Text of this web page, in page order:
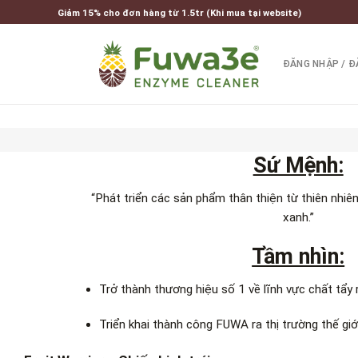
Giảm 15% cho đơn hàng từ 1.5tr (Khi mua tại website)
ĐĂNG NHẬP /
Sứ Mệnh:
“Phát triển các sản phẩm thân thiện từ thiên
xanh.”
Tầm nhìn:
Trở thành thương hiệu số 1 về lĩnh vực chất
Triển khai thành công FUWA ra thị trường thế